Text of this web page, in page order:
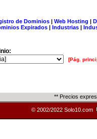
de Dominios| Web Hosting |
Expirados | Industrias |
[Pág.
** Precios
© 2002/2022 Solo10.com